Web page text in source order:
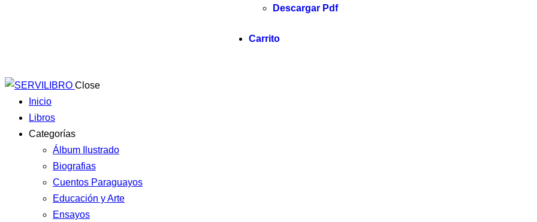
Descargar Pdf
Carrito
Close
Inicio
Libros
Categorías
Álbum Ilustrado
Biografias
Cuentos Paraguayos
Educación y Arte
Ensayos